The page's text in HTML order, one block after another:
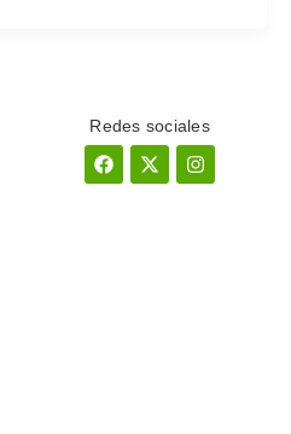
Redes sociales
Facebook
X-
twitter
Instagram